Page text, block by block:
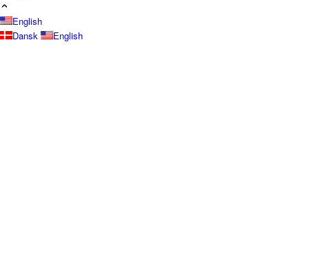
English
Dansk
English